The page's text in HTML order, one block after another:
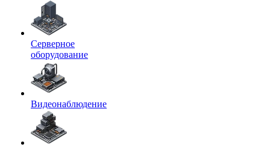
Серверное
оборудование
Видеонаблюдение